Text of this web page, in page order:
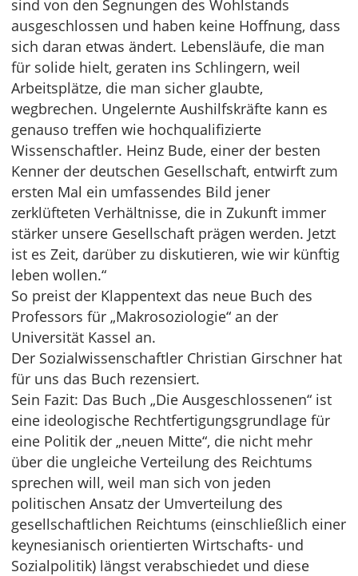
sind von den Segnungen des Wohlstands
ausgeschlossen und haben keine Hoffnung, dass
sich daran etwas ändert. Lebensläufe, die man
für solide hielt, geraten ins Schlingern, weil
Arbeitsplätze, die man sicher glaubte,
wegbrechen. Ungelernte Aushilfskräfte kann es
genauso treffen wie hochqualifizierte
Wissenschaftler. Heinz Bude, einer der besten
Kenner der deutschen Gesellschaft, entwirft zum
ersten Mal ein umfassendes Bild jener
zerklüfteten Verhältnisse, die in Zukunft immer
stärker unsere Gesellschaft prägen werden. Jetzt
ist es Zeit, darüber zu diskutieren, wie wir künftig
leben wollen.“
So preist der Klappentext das neue Buch des
Professors für „Makrosoziologie“ an der
Universität Kassel an.
Der Sozialwissenschaftler Christian Girschner hat
für uns das Buch rezensiert.
Sein Fazit: Das Buch „Die Ausgeschlossenen“ ist
eine ideologische Rechtfertigungsgrundlage für
eine Politik der „neuen Mitte“, die nicht mehr
über die ungleiche Verteilung des Reichtums
sprechen will, weil man sich von jeden
politischen Ansatz der Umverteilung des
gesellschaftlichen Reichtums (einschließlich einer
keynesianisch orientierten Wirtschafts- und
Sozialpolitik) längst verabschiedet und diese